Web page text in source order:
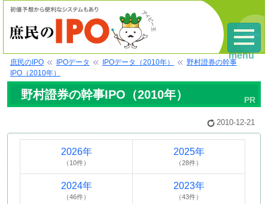
庶民のIPO IPOデータ IPOデータ（2010年）
野村證券の幹事
IPO（2010年）
野村證券の幹事IPO（2010年）
2010-12-21
2026年
（10件）
2025年
（28件）
2024年
（46件）
2023年
（43件）
menu